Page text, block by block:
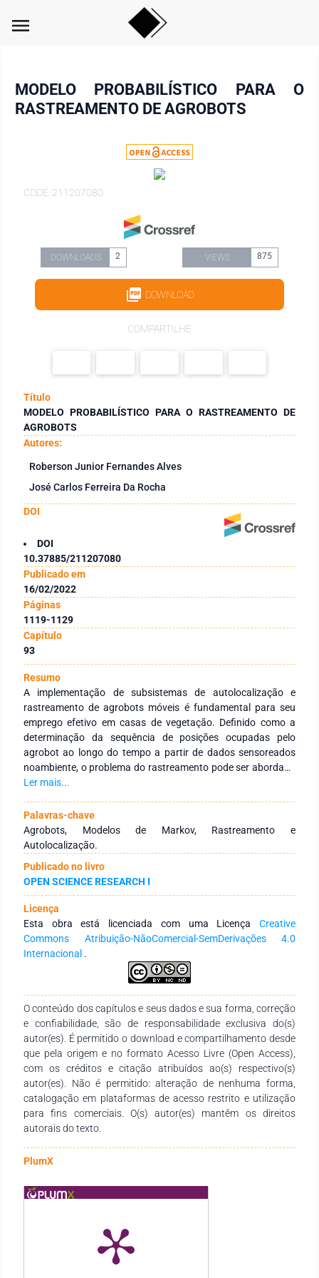
menu
MODELO PROBABILÍSTICO PARA O
RASTREAMENTO DE AGROBOTS
CODE: 211207080
DOWNLOADS 2 VIEWS 875
DOWNLOAD
COMPARTILHE
Título
MODELO PROBABILÍSTICO PARA O RASTREAMENTO DE
AGROBOTS
Autores:
Roberson Junior Fernandes Alves
José Carlos Ferreira Da Rocha
DOI
DOI
10.37885/211207080
Publicado em
16/02/2022
Páginas
1119-1129
Capítulo
93
Resumo
A implementação de subsistemas de autolocalização e
rastreamento de agrobots móveis é fundamental para seu
emprego efetivo em casas de vegetação. Definido como a
determinação da sequência de posições ocupadas pelo
agrobot ao longo do tempo a partir de dados sensoreados
noambiente, o problema do rastreamento pode ser abordado
com o algoritmo de Viterbi. No entanto, a complexidade de
ambientes com muitas posições distintas e por longos
períodos. Uma alternativa para mitigar esta limitação é
empregar o algoritmo de Viterbi com janelas deslizantes
(Viterbi-JD). Considerando isto, este trabalho apresenta uma
comparação do desempenho dos algoritmos de Viterbi e
Viterbi-JD em termos de tempo de processamento e taxa de
erros na estimativa das localizações. Os resultados
experimentais mostraram que o algoritmo de Viterbi-JD foi
significativamente mais rápido que o algoritmo de Viterbi e
que a taxa de erro de ambos os algoritmos foi inferior a 3%.
Ler mais...
Palavras-chave
Agrobots, Modelos de Markov, Rastreamento e
Autolocalização.
Publicado no livro
OPEN SCIENCE RESEARCH I
Licença
Esta obra está licenciada com uma Licença Creative
Commons Atribuição-NãoComercial-SemDerivações 4.0
Internacional .
O conteúdo dos capítulos e seus dados e sua forma, correção
e confiabilidade, são de responsabilidade exclusiva do(s)
autor(es). É permitido o download e compartilhamento desde
que pela origem e no formato Acesso Livre (Open Access),
com os créditos e citação atribuídos ao(s) respectivo(s)
autor(es). Não é permitido: alteração de nenhuma forma,
catalogação em plataformas de acesso restrito e utilização
para fins comerciais. O(s) autor(es) mantêm os direitos
autorais do texto.
PlumX